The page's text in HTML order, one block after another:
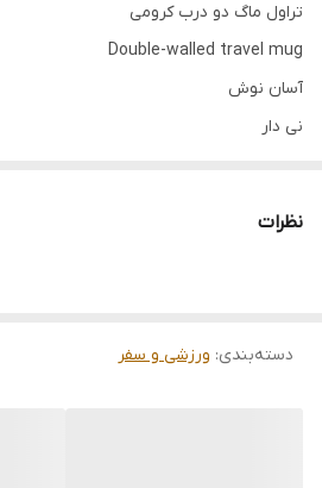
تراول ماگ دو درب کرومی
Double-walled travel mug
آسان نوش
نی دار
نظرات
دسته‌بندی: ورزشی و سفر